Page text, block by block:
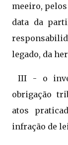
meeiro,
data da
legado, da
III - o
obrigação
atos
infração de